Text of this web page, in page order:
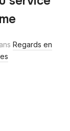
Regards en